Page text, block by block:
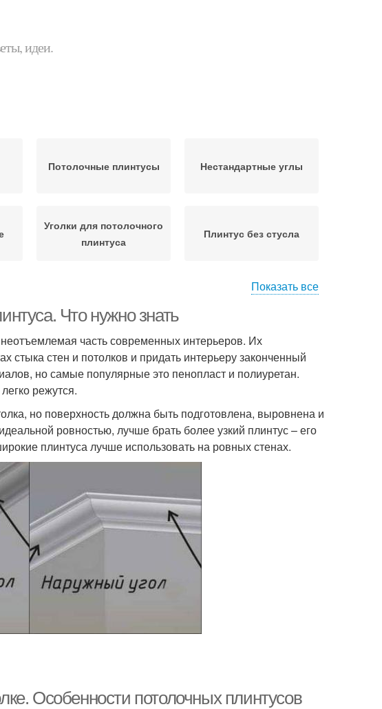
идеи.
Потолочные плинтусы Нестандартные углы
Уголки для потолочного
плинтуса
Плинтус без стусла
Показать все
Что нужно знать
часть современных интерьеров. Их
стыка стен и потолков и придать интерьеру законченный
но самые популярные это пенопласт и полиуретан.
режутся.
но поверхность должна быть подготовлена, выровнена и
ровностью, лучше брать более узкий плинтус – его
плинтуса лучше использовать на ровных стенах.
Особенности потолочных плинтусов